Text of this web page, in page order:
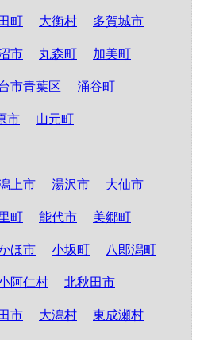
町 大衡村 多賀城市
市 丸森町 加美町
市青葉区 涌谷町
市 山元町
上市 湯沢市 大仙市
町 能代市 美郷町
ほ市 小坂町 八郎潟町
小阿仁村 北秋田市
市 大潟村 東成瀬村